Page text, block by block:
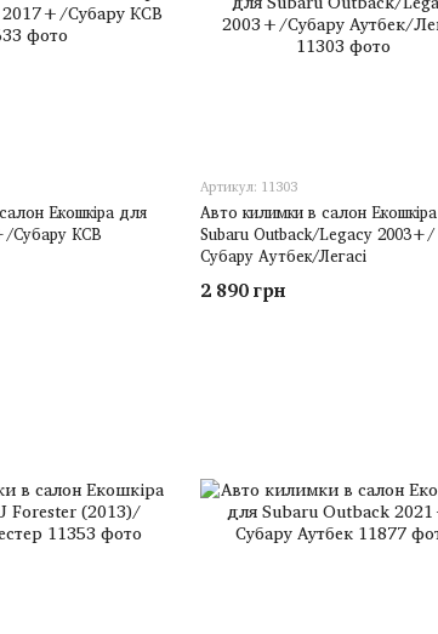
Екошкіра для
Субару КСВ
Артикул: 11303
Авто килимки в салон
Subaru Outback/Legacy 2003+/
Субару Аутбек/Легасі
2 890 грн